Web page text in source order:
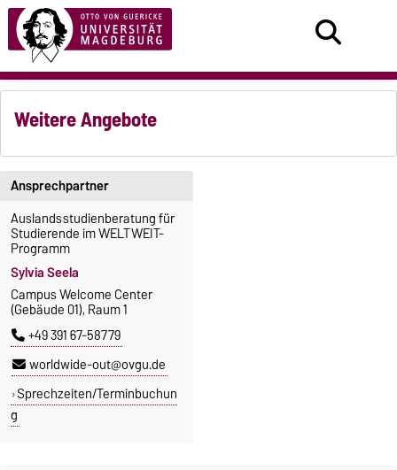
Weitere Angebote
Ansprechpartner
Auslandsstudienberatung für
Studierende im WELTWEIT-
Programm
Sylvia Seela
Campus Welcome Center
(Gebäude 01), Raum 1
+49 391 67-58779
worldwide-out@ovgu.de
Sprechzeiten/Terminbuchun
g